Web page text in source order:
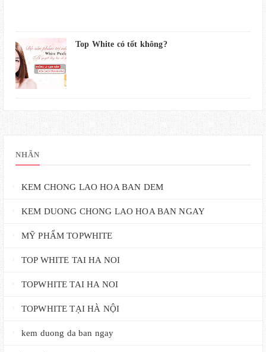
Top White có tốt không?
NHÃN
KEM CHONG LAO HOA BAN DEM
KEM DUONG CHONG LAO HOA BAN NGAY
MỸ PHẨM TOPWHITE
TOP WHITE TAI HA NOI
TOPWHITE TAI HA NOI
TOPWHITE TẠI HÀ NỘI
kem duong da ban ngay